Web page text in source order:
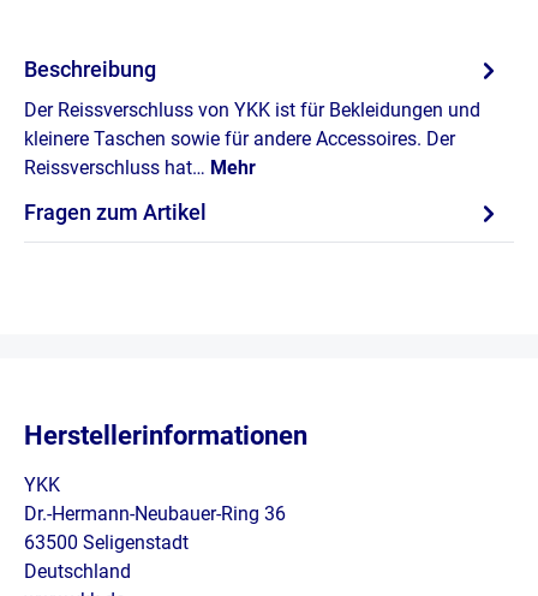
Beschreibung
Der Reissverschluss von YKK ist für Bekleidungen und
kleinere Taschen sowie für andere Accessoires. Der
Reissverschluss hat… Mehr
Fragen zum Artikel
Herstellerinformationen
YKK
Dr.-Hermann-Neubauer-Ring 36
63500 Seligenstadt
Deutschland